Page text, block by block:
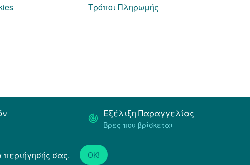
Τρόποι Πληρωμής
Εξέλιξη Παραγγελίας
Βρες που βρίσκεται
περιήγησής σας. OK!